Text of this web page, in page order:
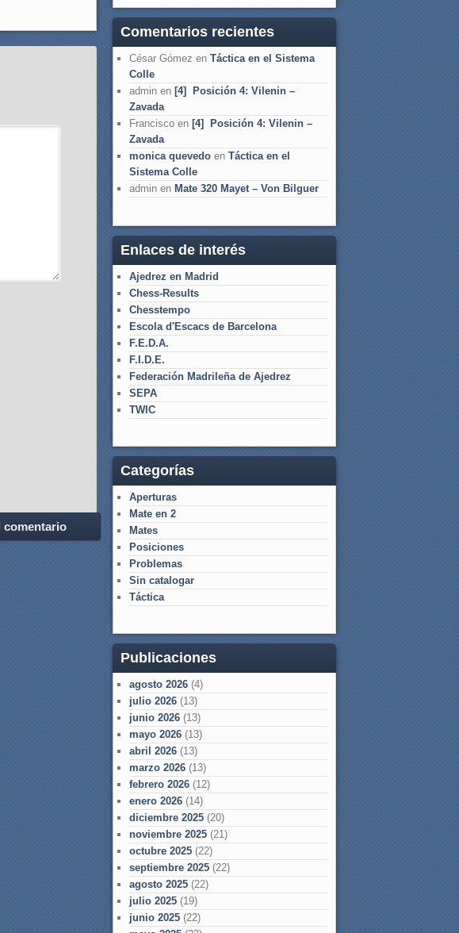
Comentarios recientes
César Gómez en Táctica en el Sistema
Colle
admin en [4] Posición 4: Vilenin –
Zavada
Francisco en [4] Posición 4: Vilenin –
Zavada
monica quevedo en Táctica en el
Sistema Colle
admin en Mate 320 Mayet – Von Bilguer
Enlaces de interés
Ajedrez en Madrid
Chess-Results
Chesstempo
Escola d'Escacs de Barcelona
F.E.D.A.
F.I.D.E.
Federación Madrileña de Ajedrez
SEPA
TWIC
Categorías
Aperturas
Mate en 2
Mates
Posiciones
Problemas
Sin catalogar
Táctica
Publicaciones
agosto 2026 (4)
julio 2026 (13)
junio 2026 (13)
mayo 2026 (13)
abril 2026 (13)
marzo 2026 (13)
febrero 2026 (12)
enero 2026 (14)
diciembre 2025 (20)
noviembre 2025 (21)
octubre 2025 (22)
septiembre 2025 (22)
agosto 2025 (22)
julio 2025 (19)
junio 2025 (22)